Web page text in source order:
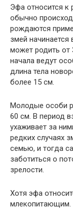
Эфа относится к
обычно
рождаются
змей
может родить
начала ведут
длина тела
более 15 см.
Молодые особи
60 см. В период
ухаживает за
редких случаях
семью, и тогда
заботиться о
зрелости.
Хотя эфа
млекопитающим.